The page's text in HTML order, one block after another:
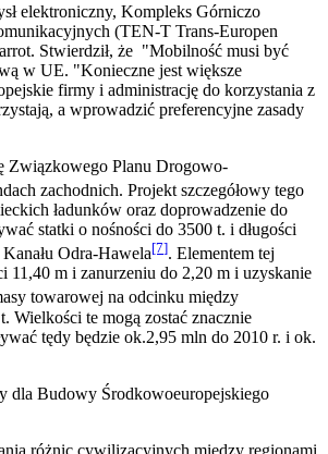
elektroniczny, Kompleks Górniczo
(TEN-T Trans-Europen
Stwierdził, że "Mobilność musi być
w UE. "Konieczne jest większe
firmy i administrację do korzystania z
a wprowadzić preferencyjne zasady
Związkowego Planu Drogowo-
zachodnich. Projekt szczegółowy tego
ładunków oraz doprowadzenie do
statki o nośności do 3500 t. i długości
Odra-Hawela[7]. Elementem tej
11,40 m i zanurzeniu do 2,20 m i uzyskanie
towarowej na odcinku między
Wielkości te mogą zostać znacznie
tędy będzie ok.2,95 mln do 2010 r. i ok.
dla Budowy Środkowoeuropejskiego
różnic cywilizacyjnych między regionami